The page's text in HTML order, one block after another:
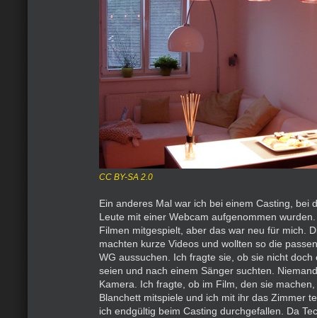
CC BY-SA 2.0
Ein anderes Mal war ich bei einem Casting, bei
Leute mit einer Webcam aufgenommen
Filmen mitgespielt, aber das war neu für mich.
machten kurze Videos und wollten so die
WG aussuchen. Ich fragte sie, ob sie nicht doch
seien und nach einem Sänger suchten.
Kamera. Ich fragte, ob im Film, den sie
Blanchett mitspiele und ich mit ihr das Zimmer
ich endgültig beim Casting durchgefallen. Da